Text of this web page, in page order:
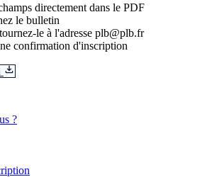
directement dans le PDF
le bulletin
le à l'adresse plb@plb.fr
confirmation d'inscription
?